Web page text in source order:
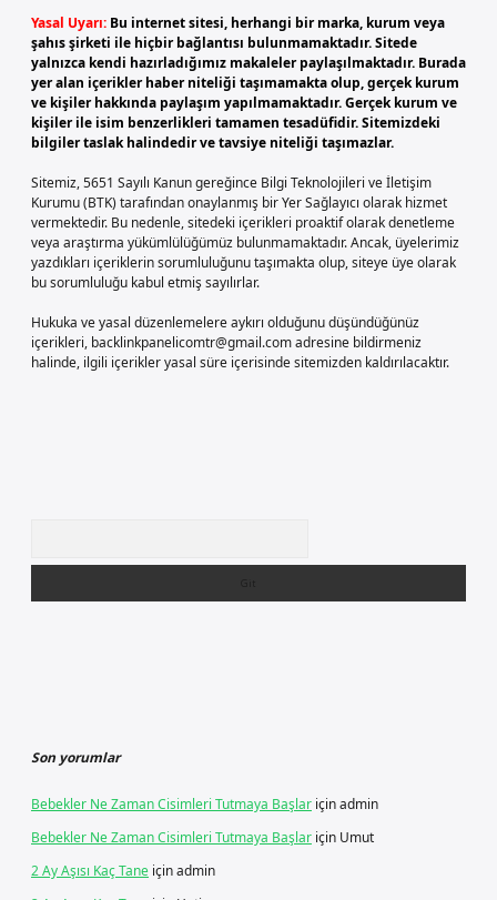
Yasal Uyarı: Bu internet sitesi, herhangi bir marka, kurum veya
şahıs şirketi ile hiçbir bağlantısı bulunmamaktadır. Sitede
yalnızca kendi hazırladığımız makaleler paylaşılmaktadır. Burada
yer alan içerikler haber niteliği taşımamakta olup, gerçek kurum
ve kişiler hakkında paylaşım yapılmamaktadır. Gerçek kurum ve
kişiler ile isim benzerlikleri tamamen tesadüfidir. Sitemizdeki
bilgiler taslak halindedir ve tavsiye niteliği taşımazlar.
Sitemiz, 5651 Sayılı Kanun gereğince Bilgi Teknolojileri ve İletişim
Kurumu (BTK) tarafından onaylanmış bir Yer Sağlayıcı olarak hizmet
vermektedir. Bu nedenle, sitedeki içerikleri proaktif olarak denetleme
veya araştırma yükümlülüğümüz bulunmamaktadır. Ancak, üyelerimiz
yazdıkları içeriklerin sorumluluğunu taşımakta olup, siteye üye olarak
bu sorumluluğu kabul etmiş sayılırlar.
Hukuka ve yasal düzenlemelere aykırı olduğunu düşündüğünüz
içerikleri, backlinkpanelicomtr@gmail.comadresine bildirmeniz
halinde, ilgili içerikler yasal süre içerisinde sitemizden kaldırılacaktır.
Son yorumlar
Bebekler Ne Zaman Cisimleri Tutmaya Başlar içinadmin
Bebekler Ne Zaman Cisimleri Tutmaya Başlar için Umut
2 Ay Aşısı Kaç Tane içinadmin